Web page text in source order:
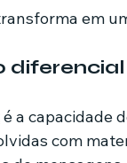
em
é a capacidade
com